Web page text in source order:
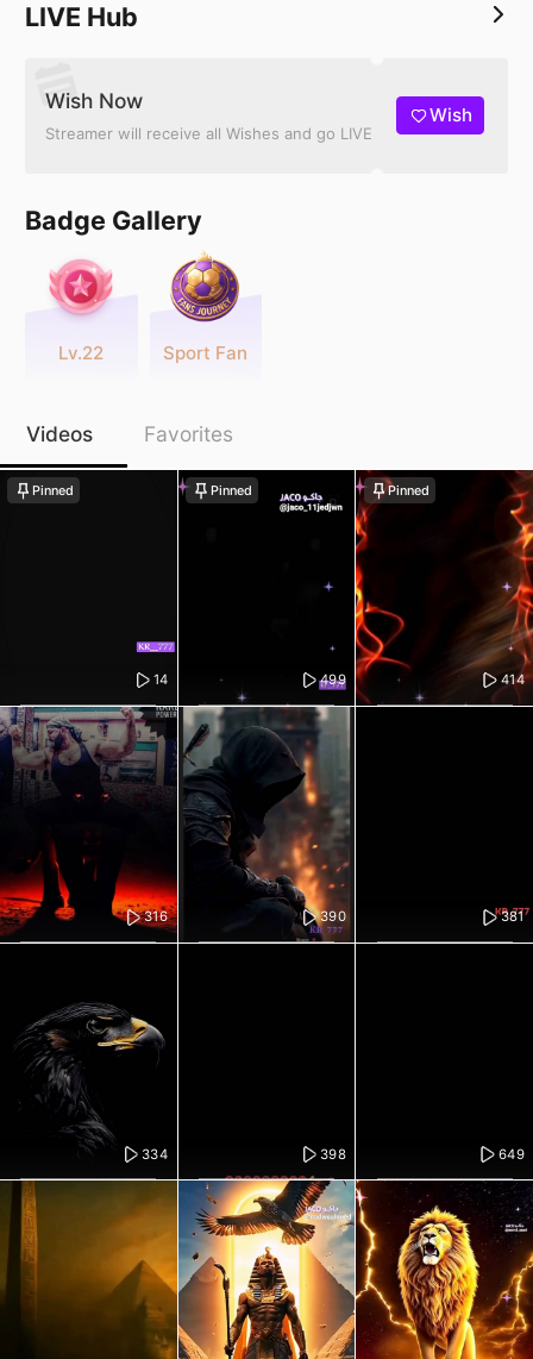
LIVE Hub
Wish Now
Streamer will receive all Wishes and go LIVE
Wish
Badge Gallery
Lv.22 Sport Fan
Videos Favorites
14
Pinned
499
Pinned
414
Pinned
316 390 381
334 398 649